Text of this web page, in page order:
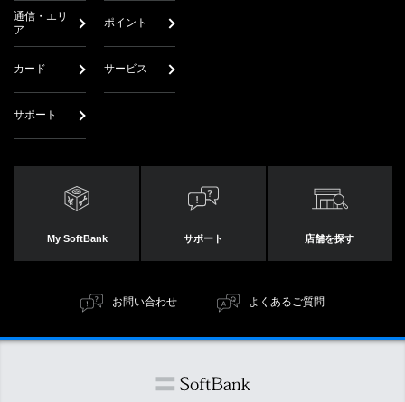
通信・エリ
ア
ポイント
カード サービス
サポート
My SoftBank サポート 店舗を探す
お問い合わせ よくあるご質問